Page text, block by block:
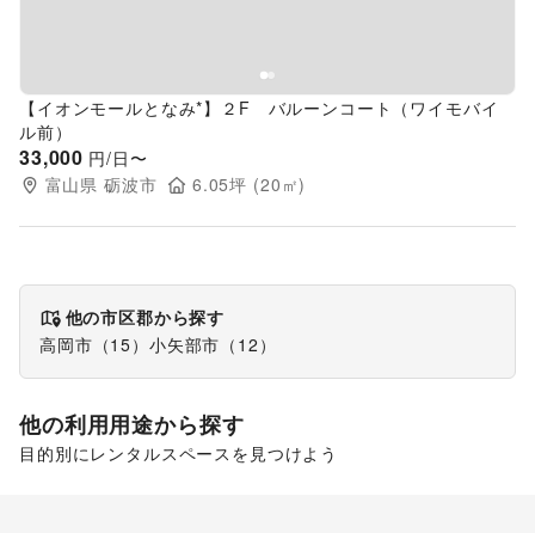
【イオンモールとなみ*】２F バルーンコート（ワイモバイ
ル前）
33,000 円/日〜
富山県 砺波市 6.05坪 (20 ㎡)
他の市区郡から探す
高岡市 （15） 小矢部市 （ 12 ）
他の利用用途から探す
目的別にレンタルスペースを見つけよう